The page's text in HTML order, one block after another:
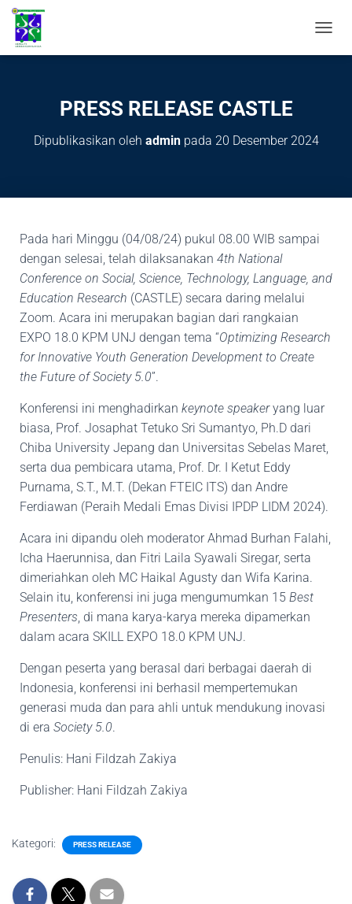
O
PRESS RELEASE CASTLE
Dipublikasikan oleh adminpada 20 Desember 2024
Pada hari Minggu (04/08/24) pukul 08.00 WIB sampai
dengan selesai, telah dilaksanakan 4th National
Conference on Social, Science, Technology, Language, and
Education Research (CASTLE) secara daring melalui
Zoom. Acara ini merupakan bagian dari rangkaian
EXPO 18.0 KPM UNJ dengan tema “Optimizing Research
for Innovative Youth Generation Development to Create
the Future of Society 5.0”.
Konferensi ini menghadirkan keynote speakeryang luar
biasa, Prof. Josaphat Tetuko Sri Sumantyo, Ph.D dari
Chiba University Jepang dan Universitas Sebelas Maret,
serta dua pembicara utama, Prof. Dr. I Ketut Eddy
Purnama, S.T., M.T. (Dekan FTEIC ITS) dan Andre
Ferdiawan (Peraih Medali Emas Divisi IPDP LIDM 2024).
Acara ini dipandu oleh moderator Ahmad Burhan Falahi,
Icha Haerunnisa, dan Fitri Laila Syawali Siregar, serta
dimeriahkan oleh MC Haikal Agusty dan Wifa Karina.
Selain itu, konferensi ini juga mengumumkan 15 Best
Presenters, di mana karya-karya mereka dipamerkan
dalam acara SKILL EXPO 18.0 KPM UNJ.
Dengan peserta yang berasal dari berbagai daerah di
Indonesia, konferensi ini berhasil mempertemukan
generasi muda dan para ahli untuk mendukung inovasi
di era Society 5.0.
Penulis: Hani Fildzah Zakiya
Publisher: Hani Fildzah Zakiya
Kategori: PRESS RELEASE